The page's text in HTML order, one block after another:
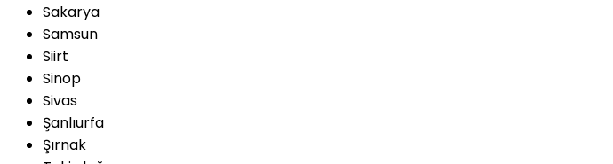
Sakarya
Samsun
Siirt
Sinop
Sivas
Şanlıurfa
Şırnak